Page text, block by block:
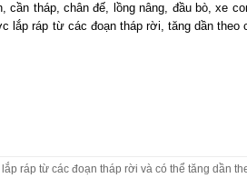
cần tháp, chân đế, lồng nâng, đầu bò, xe
lắp ráp từ các đoạn tháp rời, tăng dần theo
ráp từ các đoạn tháp rời và có thể tăng dần